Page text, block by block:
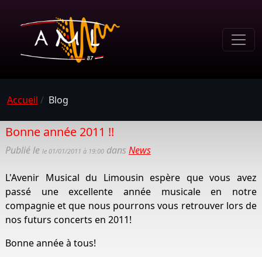
Accueil / Blog
Bonne année 2011 !!
Publié le le 01/01/2011 à 19:00dans News
L'Avenir Musical du Limousin espère que vous avez
passé une excellente année musicale en notre
compagnie et que nous pourrons vous retrouver lors de
nos futurs concerts en 2011!
Bonne année à tous!